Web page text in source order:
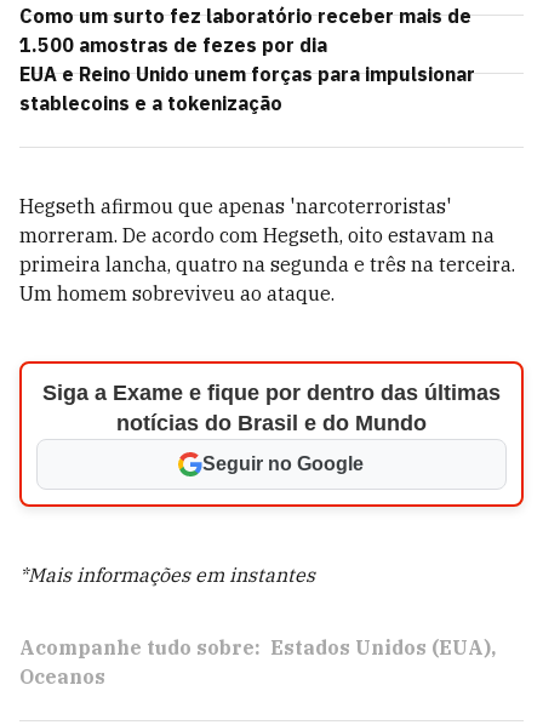
Como um surto fez laboratório receber mais de
1.500 amostras de fezes por dia
EUA e Reino Unido unem forças para impulsionar
stablecoins e a tokenização
Hegseth afirmou que apenas 'narcoterroristas'
morreram. De acordo com Hegseth, oito estavam na
primeira lancha, quatro na segunda e três na terceira.
Um homem sobreviveu ao ataque.
Siga a Exame e fique por dentro das últimas
notícias do Brasil e do Mundo
Seguir no Google
*Mais informações em instantes
Acompanhe tudo sobre: Estados Unidos (EUA)
Oceanos